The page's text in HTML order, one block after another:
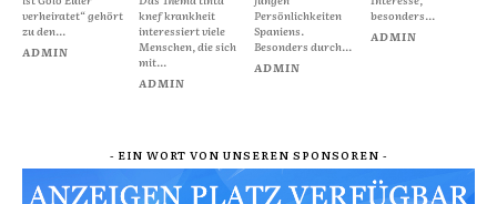
verheiratet“ gehört
zu den...
ADMIN
knef krankheit
interessiert viele
Menschen, die sich
mit...
ADMIN
Persönlichkeiten
Spaniens.
Besonders durch...
ADMIN
besonders...
ADMIN
- EIN WORT VON UNSEREN SPONSOREN -